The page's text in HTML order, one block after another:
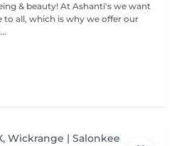
Ashanti's we want
to all, which is why we offer our